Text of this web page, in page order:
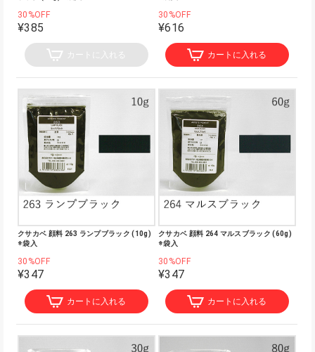
30%OFF
¥385
カートに入れる
30%OFF
¥616
カートに入れる
クサカベ 顔料 263 ランプブラック (10g)
※袋入
30%OFF
¥347
カートに入れる
クサカベ 顔料 264 マルスブラック (60g)
※袋入
30%OFF
¥347
カートに入れる